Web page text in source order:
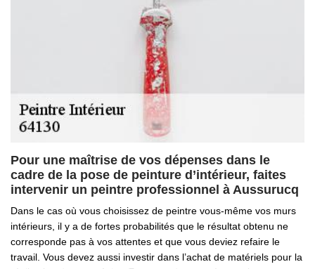
Pour une maîtrise de vos dépenses dans le
cadre de la pose de peinture d’intérieur, faites
intervenir un peintre professionnel à Aussurucq
Dans le cas où vous choisissez de peintre vous-même vos murs
intérieurs, il y a de fortes probabilités que le résultat obtenu ne
corresponde pas à vos attentes et que vous deviez refaire le
travail. Vous devez aussi investir dans l’achat de matériels pour la